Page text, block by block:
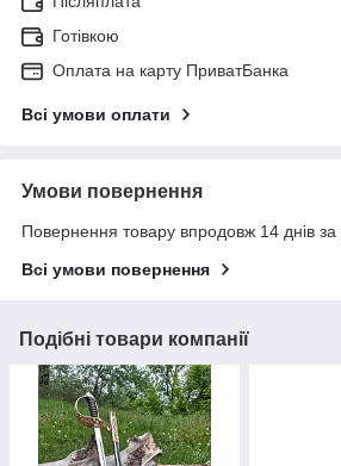
Готівкою
Оплата на карту ПриватБанка
Всі умови оплати
Умови повернення
Повернення товару впродовж 14 днів
Всі умови повернення
Подібні товари компанії